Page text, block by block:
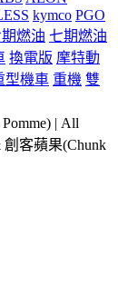
kymco PGO
燃油 七期燃油
換電版 摩特動
型機車 重機 雙
| All
創客蘋果(Chunk